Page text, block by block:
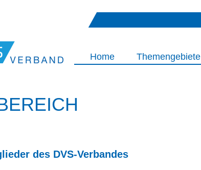
Home Themengebiete
des DVS-Verbandes